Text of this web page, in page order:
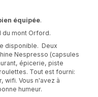
équipée.
du mont Orford.
disponible. Deux
Nespresso (capsules
épicerie, piste
Tout est fourni:
wifi. Vous n'avez à
humeur.